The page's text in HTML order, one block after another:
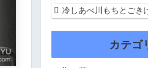
冷しあべ川もちとごき
カテゴ